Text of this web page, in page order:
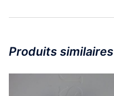
Produits similaires